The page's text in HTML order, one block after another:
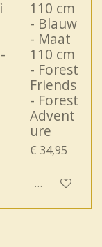
110 cm
- Blauw
- Maat
110 cm
- Forest
Friends
- Forest
Advent
ure
€ 34,95
Houd mij